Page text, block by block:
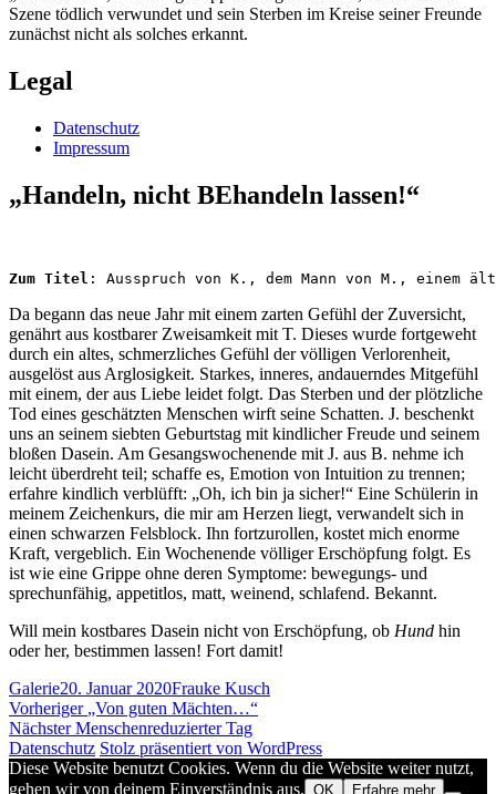
Szene tödlich verwundet und sein Sterben im Kreise seiner Freunde
zunächst nicht als solches erkannt.
Legal
Datenschutz
Impressum
„Handeln, nicht BEhandeln lassen!“
Zum Titel : Ausspruch von K., dem Mann von M.,
Da begann das neue Jahr mit einem zarten Gefühl der Zuversicht,
genährt aus kostbarer Zweisamkeit mit T. Dieses wurde fortgeweht
durch ein altes, schmerzliches Gefühl der völligen Verlorenheit,
ausgelöst aus Arglosigkeit. Starkes, inneres, andauerndes Mitgefühl
mit einem, der aus Liebe leidet folgt. Das Sterben und der plötzliche
Tod eines geschätzten Menschen wirft seine Schatten. J. beschenkt
uns an seinem siebten Geburtstag mit kindlicher Freude und seinem
bloßen Dasein. Am Gesangswochenende mit J. aus B. nehme ich
leicht überdreht teil; schaffe es, Emotion von Intuition zu trennen;
erfahre kindlich verblüfft: „Oh, ich bin ja sicher!“ Eine Schülerin in
meinem Zeichenkurs, die mir am Herzen liegt, verwandelt sich in
einen schwarzen Felsblock. Ihn fortzurollen, kostet mich enorme
Kraft, vergeblich. Ein Wochenende völliger Erschöpfung folgt. Es
ist wie eine Grippe ohne deren Symptome: bewegungs- und
sprechunfähig, appetitlos, matt, weinend, schlafend. Bekannt.
Will mein kostbares Dasein nicht von Erschöpfung, ob Hund hin
oder her, bestimmen lassen! Fort damit!
Format
GalerieVeröffentlicht
am
20. Januar 2020Autor
Frauke Kusch
Beitragsnavigation
Vorheriger
Vorheriger
Beitrag:
„Von guten Mächten…“
Nächster Nächster
Beitrag:
Menschenreduzierter Tag
Datenschutz Stolz präsentiert von WordPress
Diese Website benutzt Cookies. Wenn du die Website weiter nutzt,
gehen wir von deinem Einverständnis aus. OK Erfahre mehr